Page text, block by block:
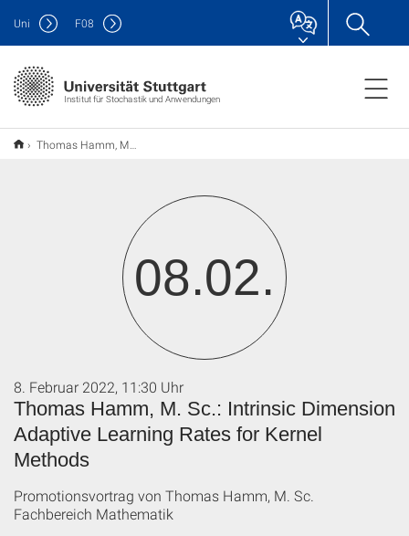
Institut für Stochastik und Anwendungen
Uni F08
Thomas Hamm, M. Sc.: Intrinsic Dimension Adaptive Learning Rates for Kernel Methods
08.02.
Thomas Hamm, M. Sc.: Intrinsic Dimension
Adaptive Learning Rates for Kernel
Methods
8. Februar 2022, 11:30 Uhr
Promotionsvortrag von Thomas Hamm, M. Sc.
Fachbereich Mathematik